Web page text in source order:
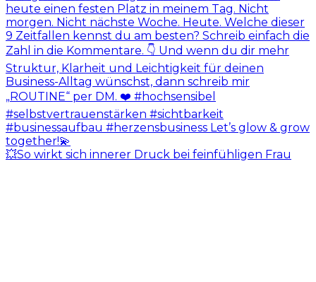
💥So wirkt sich innerer Druck bei feinfühligen Frau